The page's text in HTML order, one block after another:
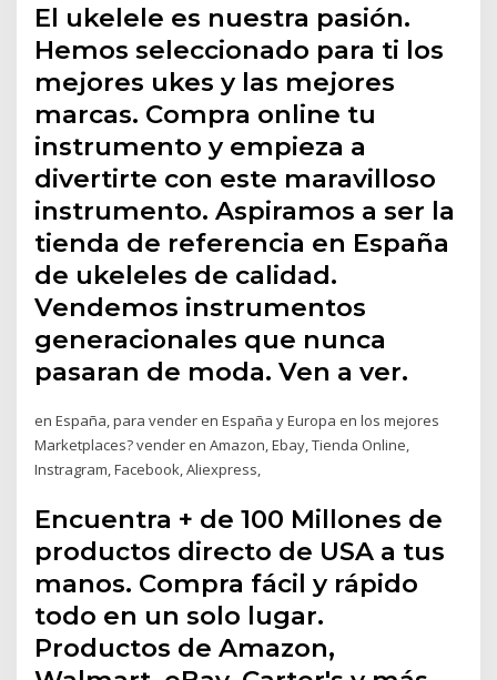
El ukelele es nuestra pasión.
Hemos seleccionado para ti los
mejores ukes y las mejores
marcas. Compra online tu
instrumento y empieza a
divertirte con este maravilloso
instrumento. Aspiramos a ser la
tienda de referencia en España
de ukeleles de calidad.
Vendemos instrumentos
generacionales que nunca
pasaran de moda. Ven a ver.
en España, para vender en España y Europa en los mejores
Marketplaces? vender en Amazon, Ebay, Tienda Online,
Instragram, Facebook, Aliexpress,
Encuentra + de 100 Millones de
productos directo de USA a tus
manos. Compra fácil y rápido
todo en un solo lugar.
Productos de Amazon,